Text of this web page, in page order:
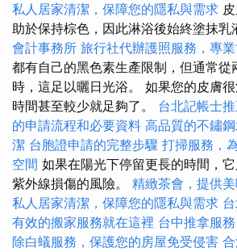
私人居家清潔，保障您的隱私與需求
助於保持棕色，因此淋浴後始終塗抹乳
會計事務所 旅行社代辦護照服務，專
都有自己的黑色素生產限制，但通常從
時，這足以曬日光浴。 如果您的皮膚
時間甚至較少就足夠了。 台北記帳士
的申請流程和必要資料 高品質的不鏽
潔 台胞證申請的完整步驟 打掃服務，
空間 如果在陽光下停留更長的時間，
紫外線損傷的風險。 精緻茶會，提供
私人居家清潔，保障您的隱私與需求
有效的搬家服務就在這裡 台中推拿服務
除白蟻服務，保護您的房屋免受侵害